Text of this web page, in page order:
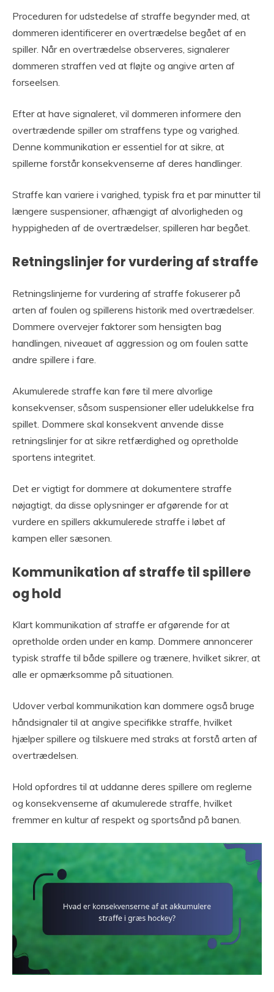
Proceduren for udstedelse af straffe begynder med, at
dommeren identificerer en overtrædelse begået af en
spiller. Når en overtrædelse observeres, signalerer
dommeren straffen ved at fløjte og angive arten af
forseelsen.
Efter at have signaleret, vil dommeren informere den
overtrædende spiller om straffens type og varighed.
Denne kommunikation er essentiel for at sikre, at
spillerne forstår konsekvenserne af deres handlinger.
Straffe kan variere i varighed, typisk fra et par minutter til
længere suspensioner, afhængigt af alvorligheden og
hyppigheden af de overtrædelser, spilleren har begået.
Retningslinjer for vurdering af straffe
Retningslinjerne for vurdering af straffe fokuserer på
arten af foulen og spillerens historik med overtrædelser.
Dommere overvejer faktorer som hensigten bag
handlingen, niveauet af aggression og om foulen satte
andre spillere i fare.
Akumulerede straffe kan føre til mere alvorlige
konsekvenser, såsom suspensioner eller udelukkelse fra
spillet. Dommere skal konsekvent anvende disse
retningslinjer for at sikre retfærdighed og opretholde
sportens integritet.
Det er vigtigt for dommere at dokumentere straffe
nøjagtigt, da disse oplysninger er afgørende for at
vurdere en spillers akkumulerede straffe i løbet af
kampen eller sæsonen.
Kommunikation af straffe til spillere
og hold
Klart kommunikation af straffe er afgørende for at
opretholde orden under en kamp. Dommere annoncerer
typisk straffe til både spillere og trænere, hvilket sikrer, at
alle er opmærksomme på situationen.
Udover verbal kommunikation kan dommere også bruge
håndsignaler til at angive specifikke straffe, hvilket
hjælper spillere og tilskuere med straks at forstå arten af
overtrædelsen.
Hold opfordres til at uddanne deres spillere om reglerne
og konsekvenserne af akumulerede straffe, hvilket
fremmer en kultur af respekt og sportsånd på banen.